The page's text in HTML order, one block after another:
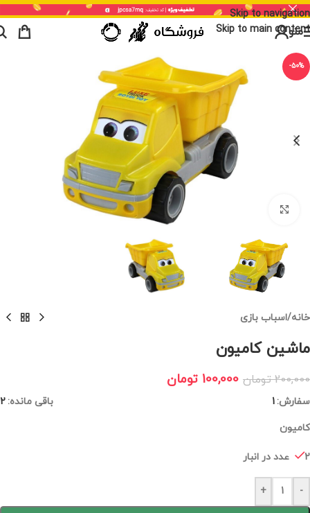
Skip to navigation
Skip to main content
منو
-50%
برای بزرگنمایی کلیک کنید
خانه/اسباب بازی
ماشین کامیون
200,000 تومان 100,000 تومان
سفارش: 1 باقی مانده: 2
کامیون
2 عدد در انبار
-
+